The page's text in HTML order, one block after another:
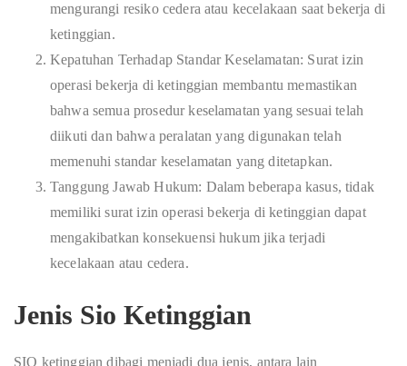
mengurangi resiko cedera atau kecelakaan saat bekerja di
ketinggian.
Kepatuhan Terhadap Standar Keselamatan: Surat izin
operasi bekerja di ketinggian membantu memastikan
bahwa semua prosedur keselamatan yang sesuai telah
diikuti dan bahwa peralatan yang digunakan telah
memenuhi standar keselamatan yang ditetapkan.
Tanggung Jawab Hukum: Dalam beberapa kasus, tidak
memiliki surat izin operasi bekerja di ketinggian dapat
mengakibatkan konsekuensi hukum jika terjadi
kecelakaan atau cedera.
Jenis Sio Ketinggian
SIO ketinggian dibagi menjadi dua jenis, antara lain